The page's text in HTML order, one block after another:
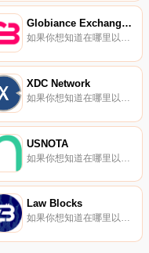
Globiance Exchange Token
如果你想知道在哪里以当前价格购买GloGBEXance Exchange Token,目前交易{GloGBEXance Exchange Token]股票的顶级加密货币交易所是Bitrue、BitMart、LBank和ProBit Global。您可以在我们的加密货币交易所页面上找到其他列表.
XDC Network
如果你想知道在哪里以当前价格购买XDC Network,目前交易{XDC Network]股票的顶级加密货币交易所是CoinW、Bitrue、ByXDCt、Bitget和IndoEx。您可以在我们的加密货币交易所页面上找到其他列表.
USNOTA
Law Blocks
如果你想知道在哪里以当前价格购买Law Blocks,目前交易{Law Blocks]股票的顶级加密货币交易所是Bitrue和BitMart。您可以在我们的加密货币交易所页面上找到其他列表.